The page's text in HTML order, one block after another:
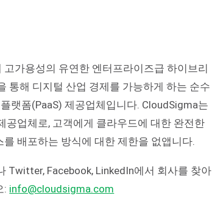
가용성의 유연한 엔터프라이즈급 하이브리
통해 디지털 산업 경제를 가능하게 하는 순수
랫폼(PaaS) 제공업체입니다. CloudSigma는
업체로, 고객에게 클라우드에 대한 완전한
배포하는 방식에 대한 제한을 없앱니다.
Twitter, Facebook, LinkedIn에서 회사를 찾아
: info@cloudsigma.com